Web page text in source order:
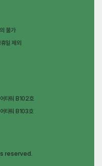
불가
일 제외
타워 B102호
타워 B103호
reserved.